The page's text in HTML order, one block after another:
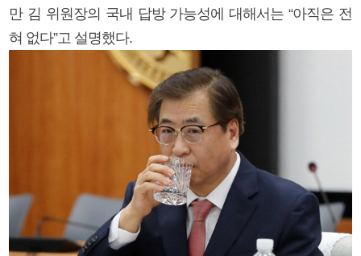
만 김 위원장의 국내 답방 가능성에 대해서는 “아직은 전
혀 없다”고 설명했다.